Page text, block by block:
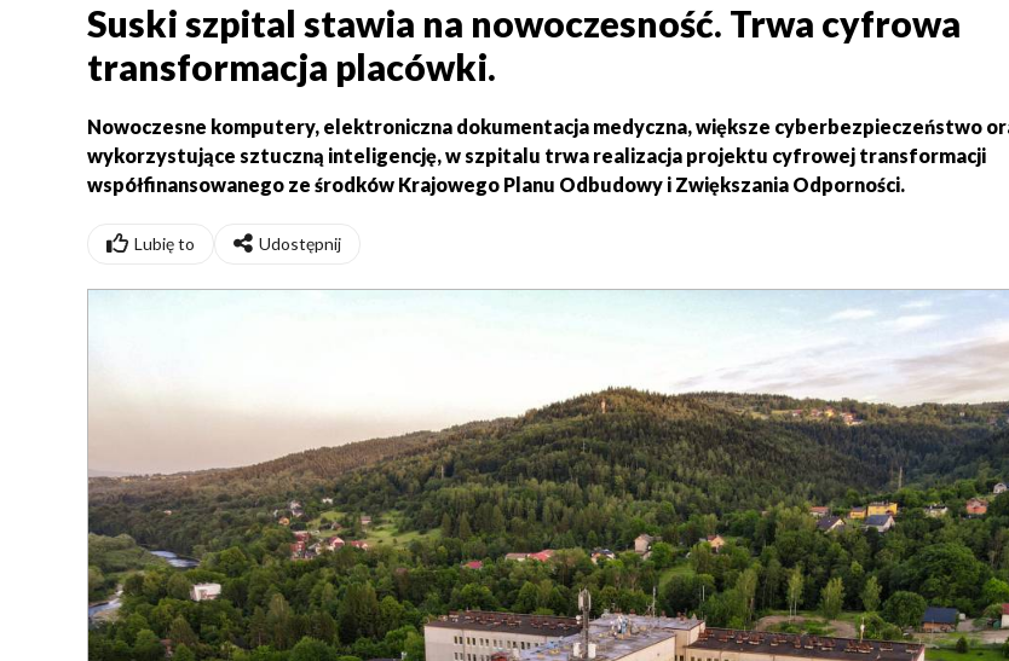
Suski szpital stawia na nowoczesność. Trwa cyfrowa
transformacja placówki.
Nowoczesne komputery, elektroniczna dokumentacja medyczna, większe cyberbezpieczeństwo
wykorzystujące sztuczną inteligencję, w szpitalu trwa realizacja projektu cyfrowej transformacji
współfinansowanego ze środków Krajowego Planu Odbudowy i Zwiększania Odporności.
Lubię to Udostępnij